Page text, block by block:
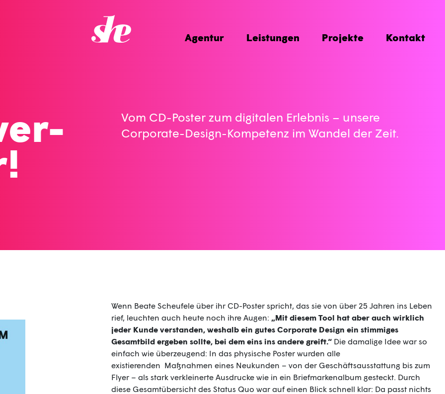
Agentur Leistungen Projekte Kontakt
Vom CD-Poster zum digitalen Erlebnis – unsere
Corporate-Design-Kompetenz im Wandel der Zeit.
Wenn Beate Scheufele über ihr CD-Poster spricht, das sie von über 25 Jahren ins Leben
rief, leuchten auch heute noch ihre Augen: „Mit diesem Tool hat aber auch wirklich
jeder Kunde verstanden, weshalb ein gutes Corporate Design ein stimmiges
Gesamtbild ergeben sollte, bei dem eins ins andere greift.“ Die damalige Idee war so
einfach wie überzeugend: In das physische Poster wurden alle
existierenden Maßnahmen eines Neukunden – von der Geschäftsausstattung bis zum
Flyer – als stark verkleinerte Ausdrucke wie in ein Briefmarkenalbum gesteckt. Durch
diese Gesamtübersicht des Status Quo war auf einen Blick schnell klar: Da passt nichts